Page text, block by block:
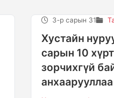
3-р сарын 31
Хустайн
сарын 10
зорчихгүй
анхаарууллаа